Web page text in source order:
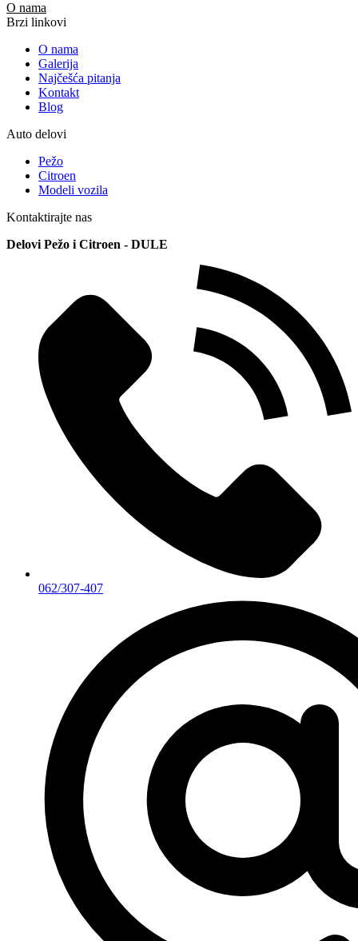
O nama
Brzi linkovi
O nama
Galerija
Najčešća pitanja
Kontakt
Blog
Auto delovi
Pežo
Citroen
Modeli vozila
Kontaktirajte nas
Delovi Pežo i Citroen - DULE
062/307-407